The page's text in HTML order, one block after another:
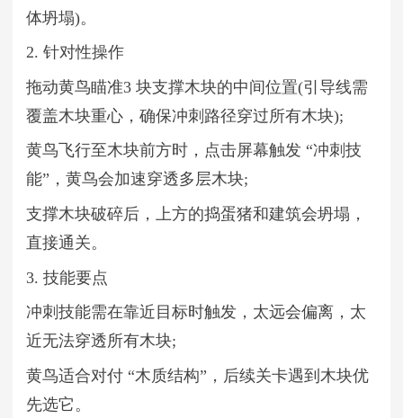
体坍塌)。
2. 针对性操作
拖动黄鸟瞄准3 块支撑木块的中间位置(引导线需
覆盖木块重心，确保冲刺路径穿过所有木块);
黄鸟飞行至木块前方时，点击屏幕触发 “冲刺技
能”，黄鸟会加速穿透多层木块;
支撑木块破碎后，上方的捣蛋猪和建筑会坍塌，
直接通关。
3. 技能要点
冲刺技能需在靠近目标时触发，太远会偏离，太
近无法穿透所有木块;
黄鸟适合对付 “木质结构”，后续关卡遇到木块优
先选它。